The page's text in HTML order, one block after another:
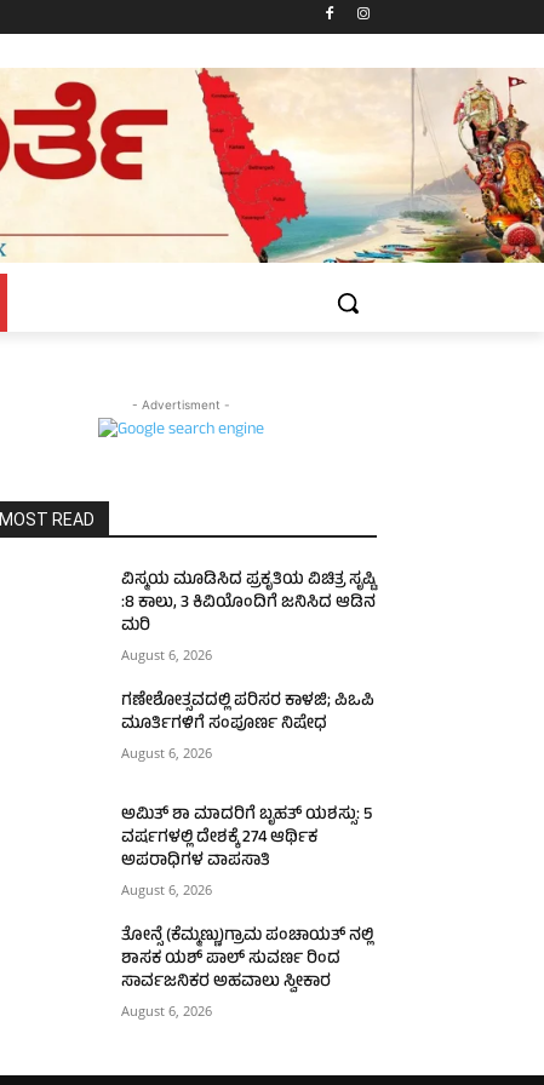
- Advertisment -
MOST READ
ವಿಸ್ಮಯ ಮೂಡಿಸಿದ ಪ್ರಕೃತಿಯ ವಿಚಿತ್ರ ಸೃಷ್ಟಿ
:8 ಕಾಲು, 3 ಕಿವಿಯೊಂದಿಗೆ ಜನಿಸಿದ ಆಡಿನ
ಮರಿ
August 6, 2026
ಗಣೇಶೋತ್ಸವದಲ್ಲಿ ಪರಿಸರ ಕಾಳಜಿ; ಪಿಒಪಿ
ಮೂರ್ತಿಗಳಿಗೆ ಸಂಪೂರ್ಣ ನಿಷೇಧ
August 6, 2026
ಅಮಿತ್ ಶಾ ಮಾದರಿಗೆ ಬೃಹತ್ ಯಶಸ್ಸು: 5
ವರ್ಷಗಳಲ್ಲಿ ದೇಶಕ್ಕೆ 274 ಆರ್ಥಿಕ
ಅಪರಾಧಿಗಳ ವಾಪಸಾತಿ
August 6, 2026
ತೋನ್ಸೆ (ಕೆಮ್ಮಣ್ಣು)ಗ್ರಾಮ ಪಂಚಾಯತ್ ನಲ್ಲಿ
ಶಾಸಕ ಯಶ್ ಪಾಲ್ ಸುವರ್ಣ ರಿಂದ
ಸಾರ್ವಜನಿಕರ ಅಹವಾಲು ಸ್ವೀಕಾರ
August 6, 2026